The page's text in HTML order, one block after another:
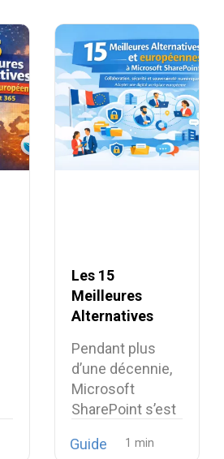
Les 15
Meilleures
Alternatives
européennes à
Microsoft
SharePoint
Pendant plus
d’une décennie,
Microsoft
SharePoint s’est
le choix quasi…
Guide